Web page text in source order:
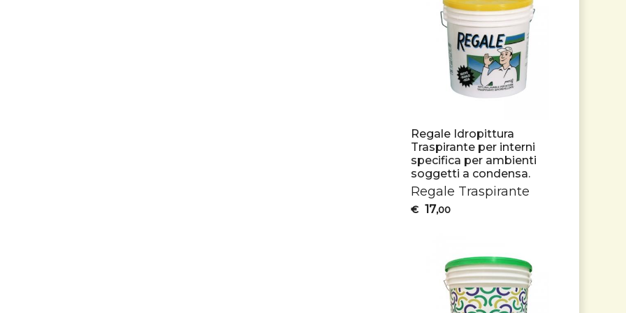
Regale Idropittura
Traspirante per interni
specifica per ambienti
soggetti a condensa.
Regale Traspirante
€ 17,00